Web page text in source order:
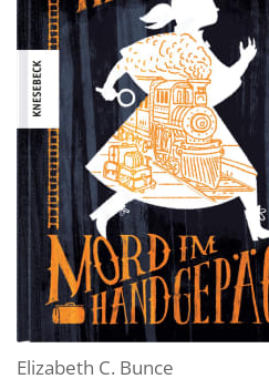
Elizabeth C. Bunce